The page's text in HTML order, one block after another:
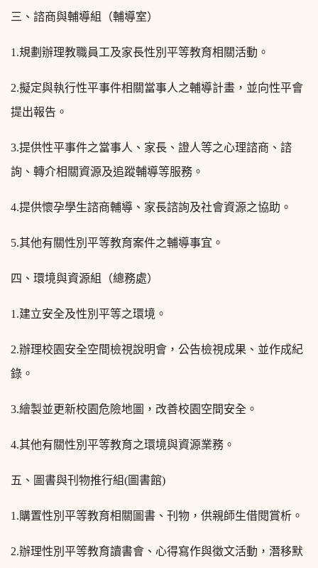
三、諮商與輔導組（輔導室）
1.規劃辦理教職員工及家長性別平等教育相關活動。
2.擬定與執行性平事件相關當事人之輔導計畫，並向性平會
提出報告。
3.提供性平事件之當事人、家長、證人等之心理諮商、諮
詢、轉介相關資源及追蹤輔導等服務。
4.提供懷孕學生諮商輔導、家長諮詢及社會資源之協助。
5.其他有關性別平等教育案件之輔導事宜。
四、環境與資源組（總務處）
1.建立安全及性別平等之環境。
2.辦理校園安全空間檢視說明會，公告檢視成果、並作成紀
錄。
3.繪製並更新校園危險地圖，改善校園空間安全。
4.其他有關性別平等教育之環境與資源業務。
五、圖書與刊物推行組(圖書館)
1.購置性別平等教育相關圖書、刊物，供親師生借閱賞析。
2.辦理性別平等教育讀書會、心得寫作與徵文活動，潛移默